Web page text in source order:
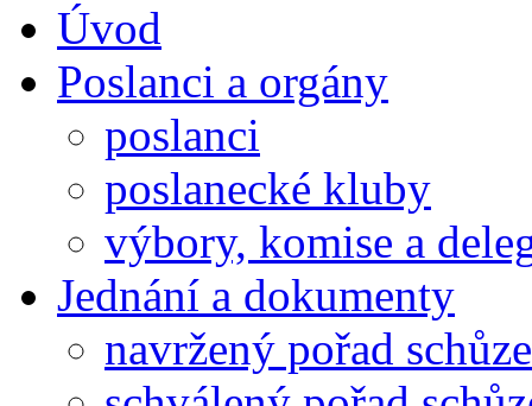
Úvod
Poslanci a orgány
poslanci
poslanecké kluby
výbory, komise a
Jednání a dokumenty
navržený pořad schůze